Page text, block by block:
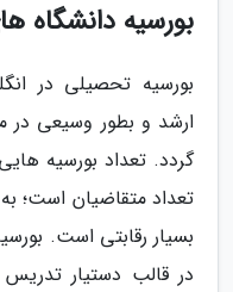
بورسیه دانشگاه
بورسیه تحصیلی در
ارشد و بطور وسیعی در
گردد. تعداد بورسیه
تعداد متقاضیان است؛
بسیار رقابتی است.